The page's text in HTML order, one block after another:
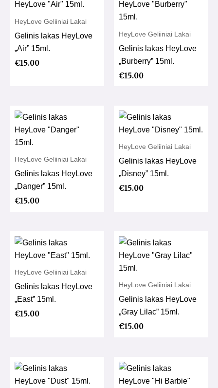
HeyLove Geliiniai Lakai
Gelinis lakas HeyLove
„Air” 15ml.
€15.00
HeyLove Geliiniai Lakai
Gelinis lakas HeyLove
„Burberry” 15ml.
€15.00
HeyLove Geliiniai Lakai
Gelinis lakas HeyLove
„Danger” 15ml.
€15.00
HeyLove Geliiniai Lakai
Gelinis lakas HeyLove
„Disney” 15ml.
€15.00
HeyLove Geliiniai Lakai
Gelinis lakas HeyLove
„East” 15ml.
€15.00
HeyLove Geliiniai Lakai
Gelinis lakas HeyLove
„Gray Lilac” 15ml.
€15.00